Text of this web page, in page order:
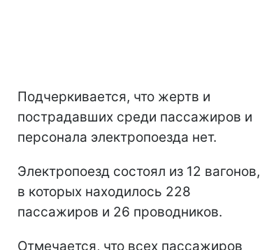
Подчеркивается, что жертв и
пострадавших среди пассажиров и
персонала электропоезда нет.
Электропоезд состоял из 12 вагонов,
в которых находилось 228
пассажиров и 26 проводников.
Отмечается, что всех пассажиров